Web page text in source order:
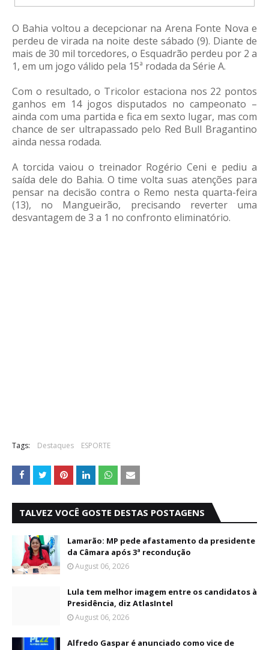
O Bahia voltou a decepcionar na Arena Fonte Nova e
perdeu de virada na noite deste sábado (9). Diante de
mais de 30 mil torcedores, o Esquadrão perdeu por 2 a
1, em um jogo válido pela 15ª rodada da Série A.
Com o resultado, o Tricolor estaciona nos 22 pontos
ganhos em 14 jogos disputados no campeonato –
ainda com uma partida e fica em sexto lugar, mas com
chance de ser ultrapassado pelo Red Bull Bragantino
ainda nessa rodada.
A torcida vaiou o treinador Rogério Ceni e pediu a
saída dele do Bahia. O time volta suas atenções para
pensar na decisão contra o Remo nesta quarta-feira
(13), no Mangueirão, precisando reverter uma
desvantagem de 3 a 1 no confronto eliminatório.
Tags: Destaques ESPORTE
TALVEZ VOCÊ GOSTE DESTAS POSTAGENS
Lamarão: MP pede afastamento da presidente
da Câmara após 3ª recondução
August 06, 2026
Lula tem melhor imagem entre os candidatos à
Presidência, diz AtlasIntel
August 06, 2026
Alfredo Gaspar é anunciado como vice de